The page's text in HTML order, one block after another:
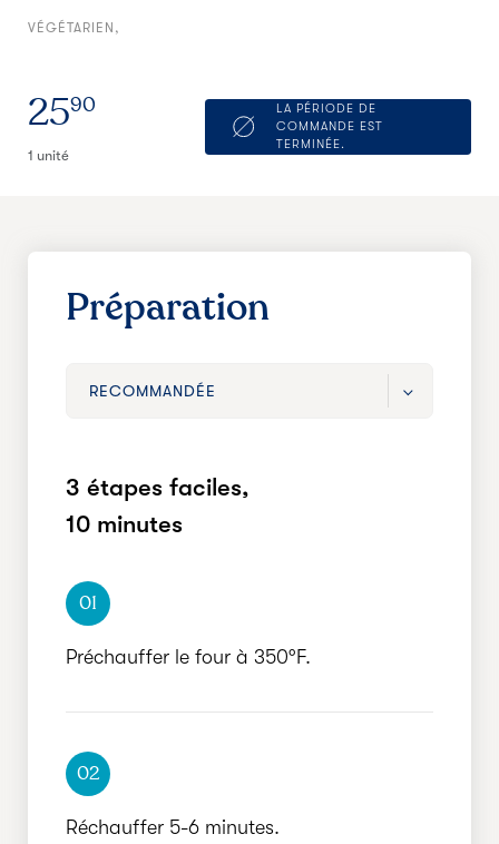
VÉGÉTARIEN
2590
1 unité
LA PÉRIODE DE
COMMANDE EST
TERMINÉE.
Préparation
RECOMMANDÉE
RAPIDE
3 étapes faciles,
10 minutes
01
Préchauffer le four à 350°F.
02
Réchauffer 5-6 minutes.